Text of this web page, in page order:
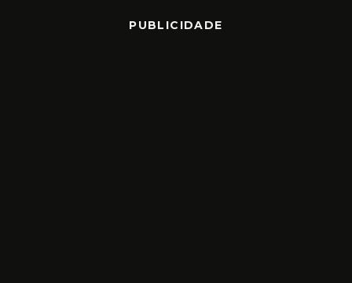
PUBLICIDADE